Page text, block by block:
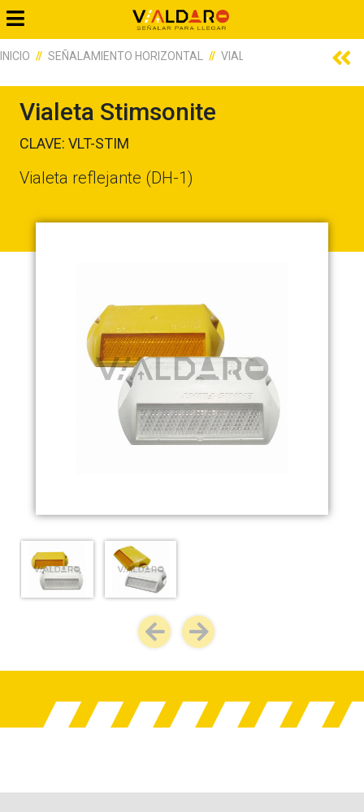
INICIO SEÑALAMIENTO HORIZONTAL VIALETAS VIALETA
Vialeta Stimsonite
CLAVE: VLT-STIM
Vialeta reflejante (DH-1)